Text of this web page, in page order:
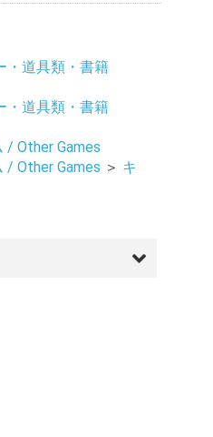
・道具類・書籍
・道具類・書籍
/ Other Games
/ Other Games ＞ キ